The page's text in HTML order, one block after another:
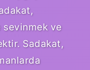
ve
Sadakat,